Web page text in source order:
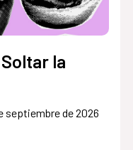
la
septiembre de 2026